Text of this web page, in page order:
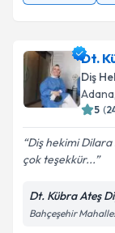
Dt.
Diş
Adana
5 (
Diş hekimi Dilara
çok teşekkür...
Dt. Kübra Ateş
Bahçeşehir